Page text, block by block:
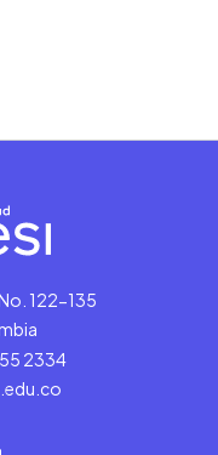
122-135
2334